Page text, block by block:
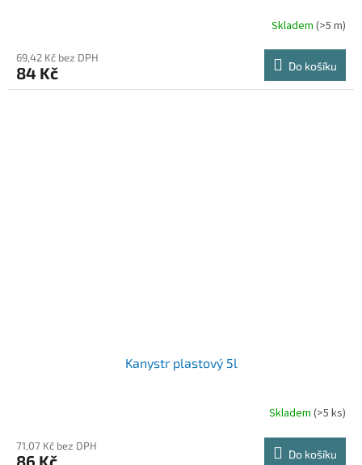
Skladem (>5 m)
69,42 Kč bez DPH
84 Kč Do košíku
Kanystr plastový 5l
Skladem (>5 ks)
71,07 Kč bez DPH
86 Kč Do košíku